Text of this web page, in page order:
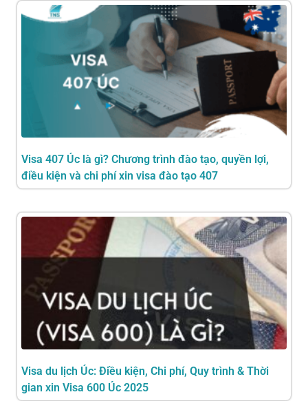
Visa 407 Úc là gì? Chương trình đào tạo, quyền lợi,
điều kiện và chi phí xin visa đào tạo 407
Visa du lịch Úc: Điều kiện, Chi phí, Quy trình & Thời
gian xin Visa 600 Úc 2025